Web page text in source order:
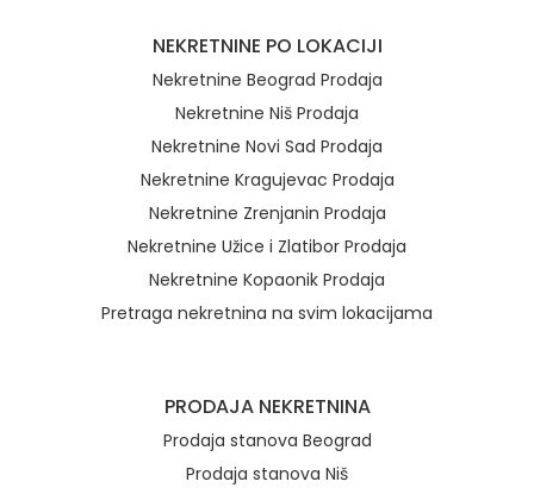
NEKRETNINE PO LOKACIJI
Nekretnine Beograd Prodaja
Nekretnine Niš Prodaja
Nekretnine Novi Sad Prodaja
Nekretnine Kragujevac Prodaja
Nekretnine Zrenjanin Prodaja
Nekretnine Užice i Zlatibor Prodaja
Nekretnine Kopaonik Prodaja
Pretraga nekretnina na svim lokacijama
PRODAJA NEKRETNINA
Prodaja stanova Beograd
Prodaja stanova Niš